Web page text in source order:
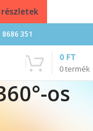
8686 351
0termék
0 FT
os
részletek